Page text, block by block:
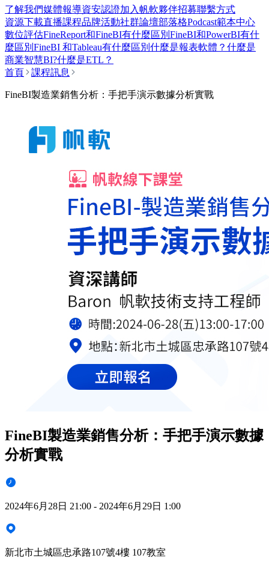
了解我們媒體報導資安認證加入帆軟夥伴招募聯繫方式
資源下載直播課程品牌活動社群論壇部落格Podcast範本中心
數位評估FineReport和FineBI有什麼區別 FineBI和PowerBI有什
麼區別 FineBI 和Tableau有什麼區別 什麼是報表軟體？ 什麼是
商業智慧BI?什麼是ETL？
首頁
課程訊息
FineBI製造業銷售分析：手把手演示數據分析實戰
FineBI製造業銷售分析：手把手演示數據
分析實戰
2024年6月28日 21:00 - 2024年6月29日 1:00
新北市土城區忠承路107號4樓 107教室